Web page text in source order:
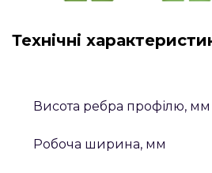
Технічні
Висота ребра профілю, мм
Робоча ширина, мм